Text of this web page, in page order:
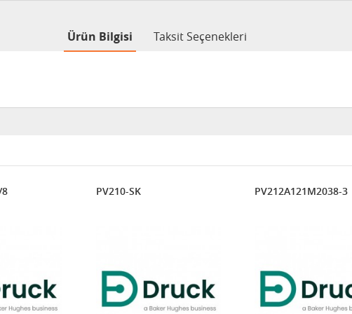
Ürün Bilgisi Taksit Seçenekleri
8 PV210-SK PV212A121M2038-3